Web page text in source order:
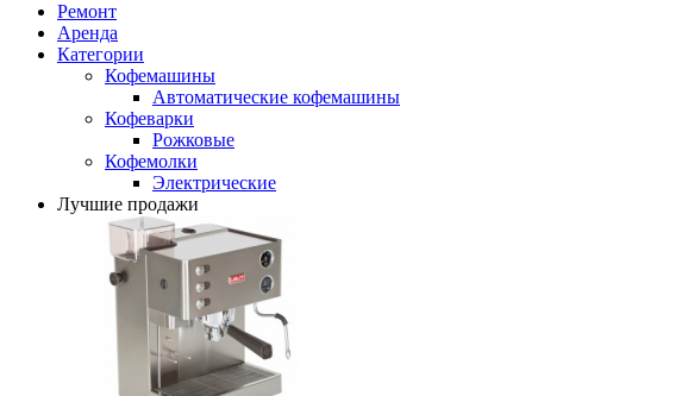
Ремонт
Аренда
Категории
Кофемашины
Автоматические кофемашины
Кофеварки
Рожковые
Кофемолки
Электрические
Лучшие продажи